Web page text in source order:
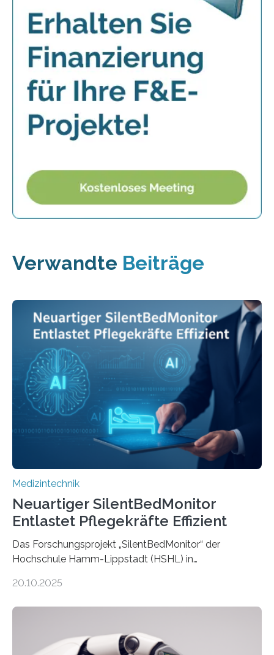
Verwandte Beiträge
Medizintechnik
Neuartiger SilentBedMonitor
Entlastet Pflegekräfte Effizient
Das Forschungsprojekt „SilentBedMonitor“ der
Hochschule Hamm-Lippstadt (HSHL) in
auf Personen ab, die bettlägerig sind oder in ihrer
Entwicklung der Sensorik und Datenübertragung. Die
HSHL verantwortet die wissenschaftliche Begleitung
20.10.2025